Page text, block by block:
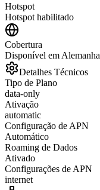
Hotspot
Hotspot habilitado
Cobertura
Disponível em Alemanha
Detalhes Técnicos
Tipo de Plano
data-only
Ativação
automatic
Configuração de APN
Automático
Roaming de Dados
Ativado
Configurações de APN
internet